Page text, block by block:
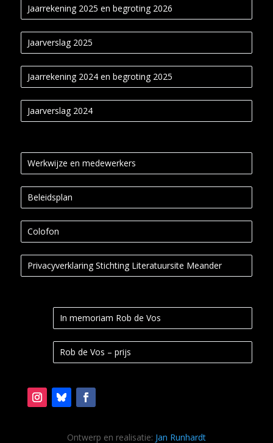
Jaarrekening 2025 en begroting 2026
Jaarverslag 2025
Jaarrekening 2024 en begroting 2025
Jaarverslag 2024
Werkwijze en medewerkers
Beleidsplan
Colofon
Privacyverklaring Stichting Literatuursite Meander
In memoriam Rob de Vos
Rob de Vos – prijs
Ontwerp en realisatie: Jan Runhardt